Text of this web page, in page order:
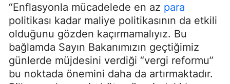
“Enflasyonla mücadelede en az para
politikası kadar maliye politikasının da etkili
olduğunu gözden kaçırmamalıyız. Bu
bağlamda Sayın Bakanımızın geçtiğimiz
günlerde müjdesini verdiği “vergi reformu”
bu noktada önemini daha da artırmaktadır.